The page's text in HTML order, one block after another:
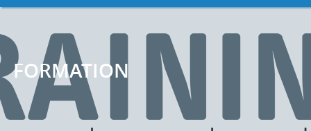
FORMATION